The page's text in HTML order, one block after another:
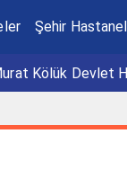
Şehir
Kölük Devlet